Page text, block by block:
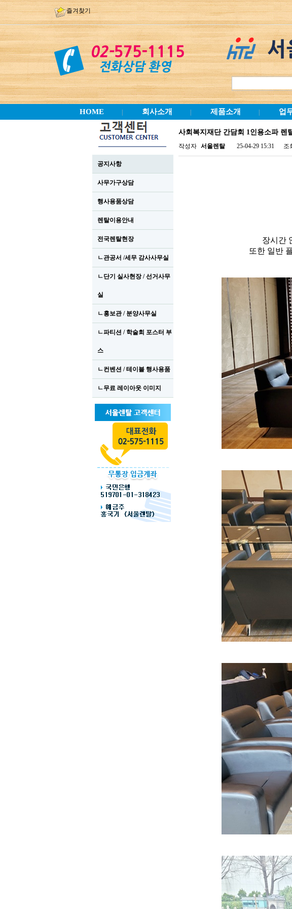
즐겨찾기
HOME 회사소개 제품소개 업
공지사항
사무가구상담
행사용품상담
렌탈이용안내
전국렌탈현장
ㄴ관공서 /세무 감사사무실
ㄴ단기 실사현장 / 선거사무
실
ㄴ홍보관 / 분양사무실
ㄴ파티션 / 학술회 포스터 부
스
ㄴ컨벤션 / 테이블 행사용품
ㄴ무료 레이아웃 이미지
사회복지재단 간담회 1인용소파 렌
작성자 서울렌탈 25-04-29 15:31 조
장시간
또한 일반